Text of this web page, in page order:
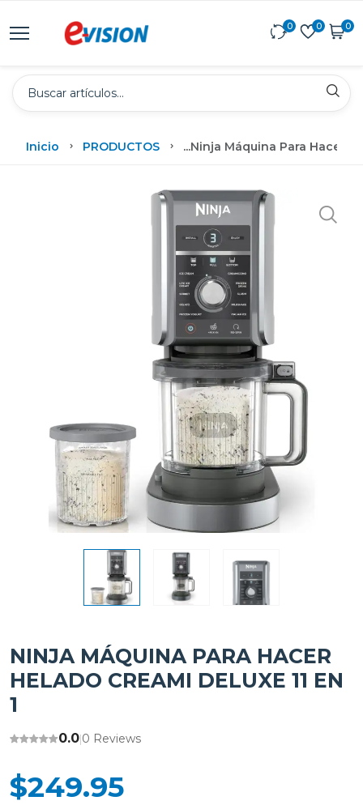
0 0 0
Inicio PRODUCTOS ...Ninja Máquina Para Hacer
NINJA MÁQUINA PARA HACER
HELADO CREAMI DELUXE 11 EN
1
0.0|0 Reviews
$249.95